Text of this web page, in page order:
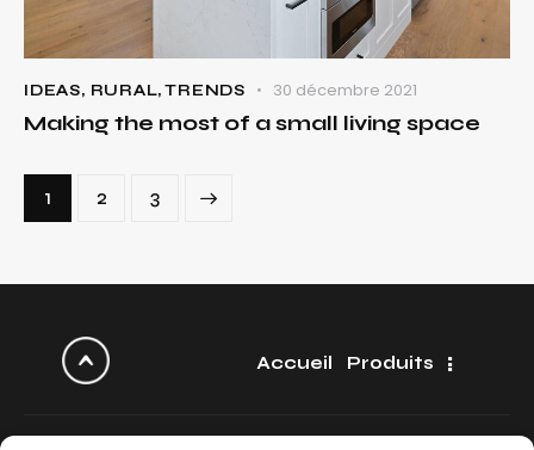
IDEAS, RURAL,TRENDS 30 décembre 2021
Making the most of a small living space
1 2 3
Accueil Produits